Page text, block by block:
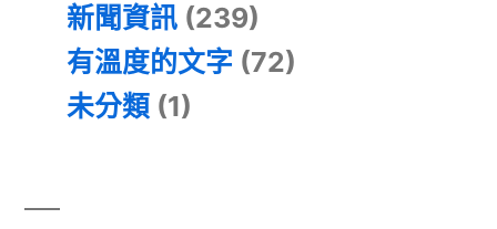
新聞資訊 (239)
有溫度的文字 (72)
未分類 (1)